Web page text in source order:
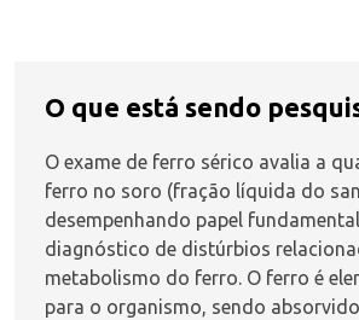
O que está sendo
O exame de ferro sérico avalia a
ferro no soro (fração líquida do
desempenhando papel
diagnóstico de distúrbios
metabolismo do ferro. O ferro é
para o organismo, sendo